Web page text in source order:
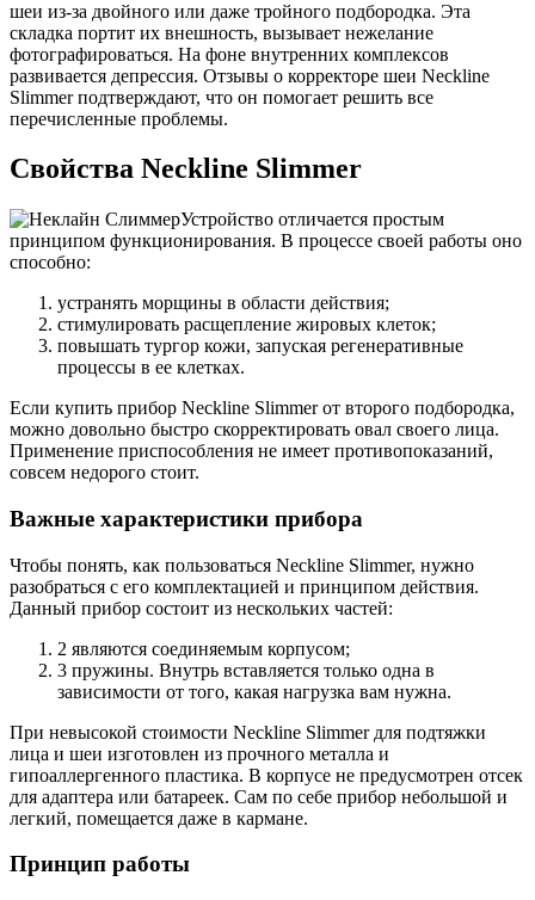
шеи из-за двойного или даже тройного подбородка. Эта
складка портит их внешность, вызывает нежелание
фотографироваться. На фоне внутренних комплексов
развивается депрессия. Отзывы о корректоре шеи Neckline
Slimmer подтверждают, что он помогает решить все
перечисленные проблемы.
Свойства Neckline Slimmer
Устройство отличается простым
принципом функционирования. В процессе своей работы оно
способно:
устранять морщины в области действия;
стимулировать расщепление жировых клеток;
повышать тургор кожи, запуская регенеративные
процессы в ее клетках.
Если купить прибор Neckline Slimmer от второго подбородка,
можно довольно быстро скорректировать овал своего лица.
Применение приспособления не имеет противопоказаний,
совсем недорого стоит.
Важные характеристики прибора
Чтобы понять, как пользоваться Neckline Slimmer, нужно
разобраться с его комплектацией и принципом действия.
Данный прибор состоит из нескольких частей:
2 являются соединяемым корпусом;
3 пружины. Внутрь вставляется только одна в
зависимости от того, какая нагрузка вам нужна.
При невысокой стоимости Neckline Slimmer для подтяжки
лица и шеи изготовлен из прочного металла и
гипоаллергенного пластика. В корпусе не предусмотрен отсек
для адаптера или батареек. Сам по себе прибор небольшой и
легкий, помещается даже в кармане.
Принцип работы